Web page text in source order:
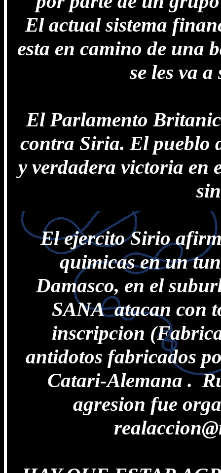
El actual sistema
esta en camino de una
se les va
El Parlamento
contra Siria. El pueblo
y verdadera victoria en
El ejercito Sirio
quimicas en un
Damasco, en el
SANA atacan con
inscripcion
antidotos fabricados
Catari-Alemana .
agresion fue